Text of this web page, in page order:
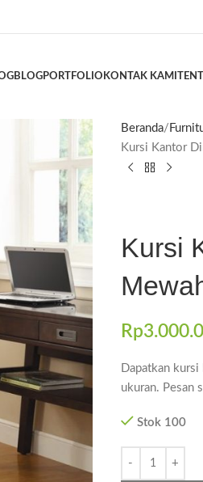
BLOGPORTFOLIO KONTAK KAMI
Beranda
Kursi Kantor
Kursi
Rp
Dapatkan
ukuran. Pesan
Stok 100